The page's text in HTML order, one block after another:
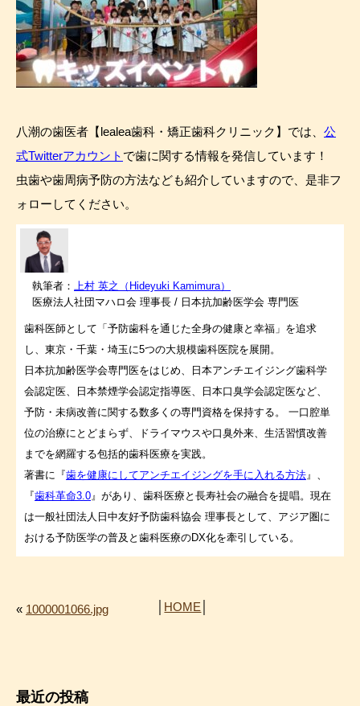
八潮の歯医者【lealea歯科・矯正歯科クリニック】では、 公
式Twitterアカウント で歯に関する情報を発信しています！
虫歯や歯周病予防の方法なども紹介していますので、是非フ
ォローしてください。
執筆者：
上村 英之（Hideyuki Kamimura）
医療法人社団マハロ会 理事長 / 日本抗加齢医学会 専門医
歯科医師として「予防歯科を通じた全身の健康と幸福」を追求
し、東京・千葉・埼玉に5つの大規模歯科医院を展開。
日本抗加齢医学会専門医をはじめ、日本アンチエイジング歯科学
会認定医、日本禁煙学会認定指導医、日本口臭学会認定医など、
予防・未病改善に関する数多くの専門資格を保持する。 一口腔単
位の治療にとどまらず、ドライマウスや口臭外来、生活習慣改善
までを網羅する包括的歯科医療を実践。
著書に『歯を健康にしてアンチエイジングを手に入れる方法 』、
『歯科革命3.0 』があり、歯科医療と長寿社会の融合を提唱。現在
は一般社団法人日中友好予防歯科協会 理事長として、アジア圏に
おける予防医学の普及と歯科医療のDX化を牽引している。
« 1000001066.jpg HOME
最近の投稿